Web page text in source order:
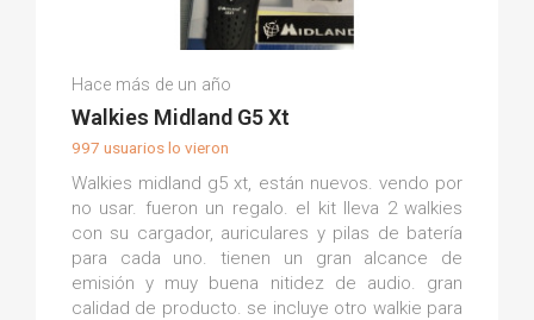
Manuel V.
(0)
Hace más de un año
Walkies Midland G5 Xt
997 usuarios lo vieron
Walkies midland g5 xt, están nuevos. vendo por
no usar. fueron un regalo. el kit lleva 2 walkies
con su cargador, auriculares y pilas de batería
para cada uno. tienen un gran alcance de
emisión y muy buena nitidez de audio. gran
calidad de producto. se incluye otro walkie para